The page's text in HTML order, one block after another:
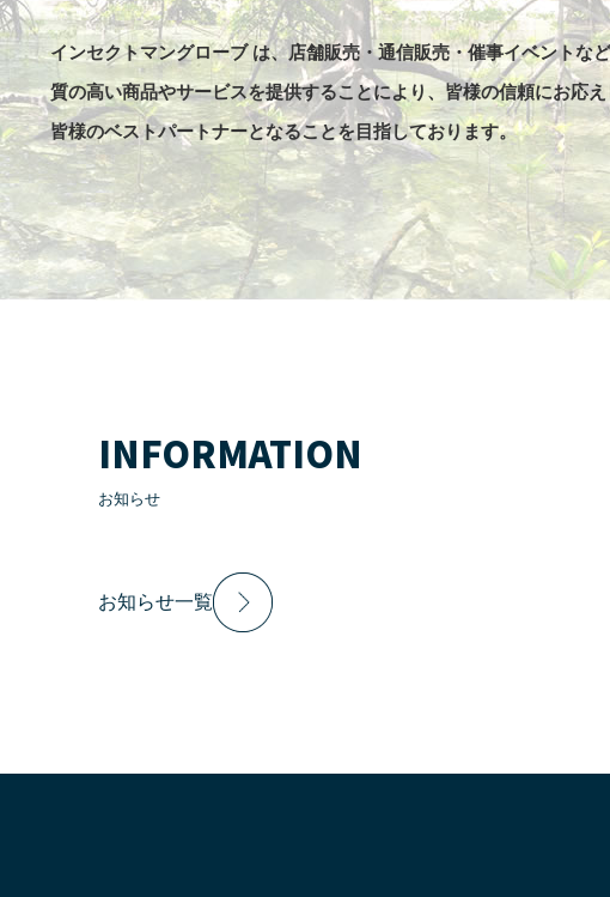
インセクトマングローブ は、店舗販売・通信販売・催事イベントな
質の高い商品やサービスを提供することにより、皆様の信頼にお応え
皆様のベストパートナーとなることを目指しております。
INFORMATION
お知らせ
お知らせ一覧